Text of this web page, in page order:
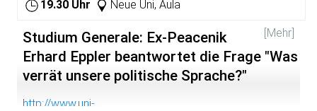
19.30 Uhr Neue Uni, Aula
[Mehr]
Studium Generale: Ex-Peacenik
Erhard Eppler beantwortet die Frage "Was
verrät unsere politische Sprache?"
http://www.uni-